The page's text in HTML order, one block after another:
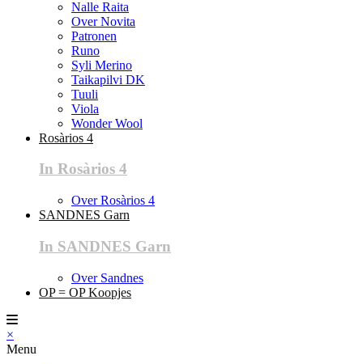
Nalle Raita
Over Novita
Patronen
Runo
Syli Merino
Taikapilvi DK
Tuuli
Viola
Wonder Wool
Rosàrios 4
In Rosàrios 4
Over Rosàrios 4
SANDNES Garn
In SANDNES Garn
Over Sandnes
OP = OP Koopjes
×
Menu